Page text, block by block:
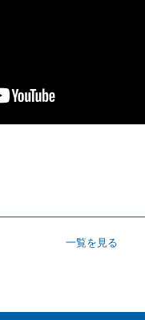
一覧を見る